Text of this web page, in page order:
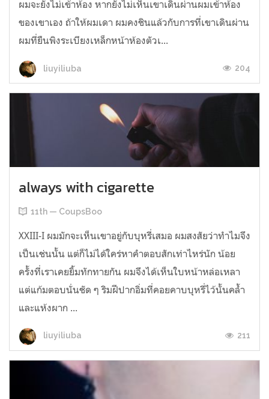
ผมจะยังไม่เข้าห้อง หากยังไม่เห็นเขาเดินผ่านผมเข้าห้อง
ของเขาเอง ถ้าให้ผมเดา ผมคงชินแล้วกับการที่เขาเดินผ่าน
ผมที่ยืนพิงระเบียงเหล็กหน้าห้องตัวเ...
liuyiliuba 204
always with cigarette
11th — CoupsBoo
XXIII-I ผมมักจะเห็นเขาอยู่กับบุหรี่เสมอ ผมสงสัยว่าทำไมจึง
เป็นเช่นนั้น แต่ก็ไม่ได้ใคร่หาคำตอบสักเท่าไหร่นัก น้อย
ครั้งที่เราเคยยิ้มทักทายกัน ผมจึงได้เห็นใบหน้าหล่อเหลา
แต่แก้มตอบนั่นชัด ๆ ริมฝีปากอิ่มที่คอยคาบบุหรี่ไว้นั้นคล้ำ
และแห้งผาก ...
liuyiliuba 211